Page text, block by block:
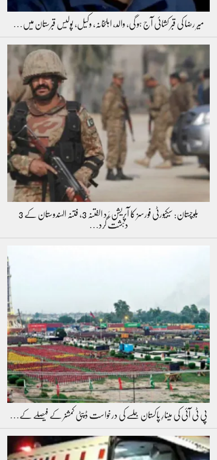
میر رضا کی قبر کشائی آج ہو گی، والد، اہلخانہ، وکیل، پولیس قبرستان میں…
بلوچستان: سیکیورٹی فورسز کا آپریشن رَد الفتنہ 3، فتنہ الہندوستان کے 3
دہشت گرد…
پی ٹی آئی کی مینارِ پاکستان جلسے کی درخواست ڈپٹی کمشنر کے فیصلے کے…